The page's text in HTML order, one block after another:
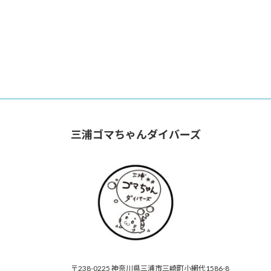
三浦ゴマちゃんダイバーズ
〒238-0225 神奈川県三浦市三崎町小網代1586-8